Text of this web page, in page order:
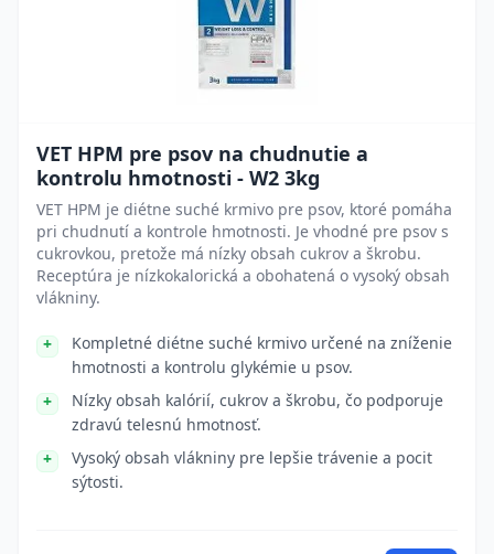
VET HPM pre psov na chudnutie a
kontrolu hmotnosti - W2 3kg
VET HPM je diétne suché krmivo pre psov, ktoré pomáha
pri chudnutí a kontrole hmotnosti. Je vhodné pre psov s
cukrovkou, pretože má nízky obsah cukrov a škrobu.
Receptúra je nízkokalorická a obohatená o vysoký obsah
vlákniny.
Kompletné diétne suché krmivo určené na zníženie
hmotnosti a kontrolu glykémie u psov.
Nízky obsah kalórií, cukrov a škrobu, čo podporuje
zdravú telesnú hmotnosť.
Vysoký obsah vlákniny pre lepšie trávenie a pocit
sýtosti.